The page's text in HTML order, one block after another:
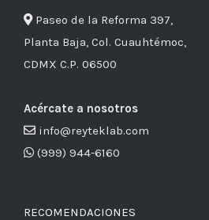
Paseo de la Reforma 397,
Planta Baja, Col. Cuauhtémoc,
CDMX C.P. 06500
Acércate a nosotros
info@reyteklab.com
(999) 944-6160
RECOMENDACIONES